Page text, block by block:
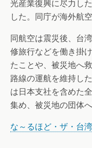
光産業復興に尽力し
した。同庁が海外航
同航空は震災後、台
修旅行などを働き掛
たことや、被災地へ
路線の運航を維持し
は日本支社を含めた
集め、被災地の団体へ
な～るほど・ザ・台湾